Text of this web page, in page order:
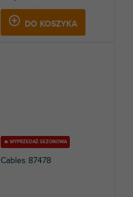
DO KOSZYKA
🔥 WYPRZEDAŻ SEZONOWA
Cables 87478